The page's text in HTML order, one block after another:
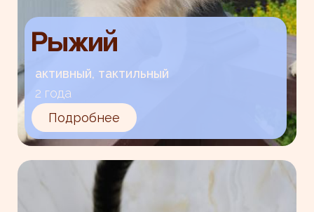
Рыжий
активный, тактильный
2 года
Подробнее